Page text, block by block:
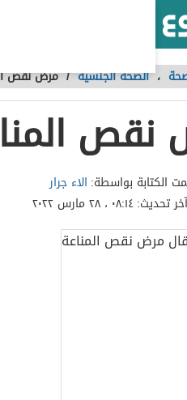
،الصحة الجنسية /مرض نقص
الكتابة بواسطة: الاء جرار
آخر تحديث:٠٨:١٤ ، ٢٨ مارس ٢٠٢٢